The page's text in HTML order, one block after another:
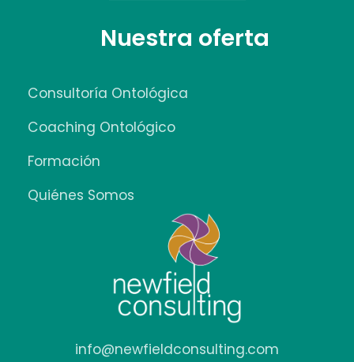
info@newfieldconsulting.com
Nuestra oferta
Consultoría Ontológica
Coaching Ontológico
Formación
Quiénes Somos